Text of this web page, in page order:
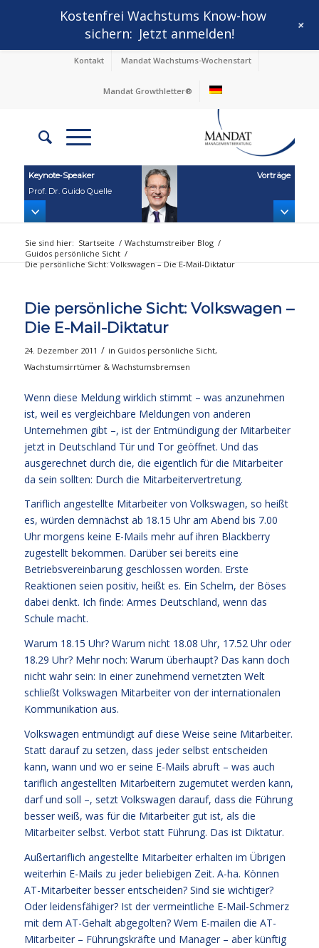
Kontakt Mandat Wachstums-Wochenstart
Mandat Growthletter®
Keynote‑Speaker
Prof. Dr. Guido Quelle
Vorträge
Sie sind hier: Startseite / Wachstumstreiber Blog /
Guidos persönliche Sicht /
Die persönliche Sicht: Volkswagen – Die E-Mail-Diktatur
Die persönliche Sicht: Volkswagen –
Die E-Mail-Diktatur
24. Dezember 2011 / in Guidos persönliche Sicht,
Wachstumsirrtümer & Wachstumsbremsen
Wenn diese Meldung wirklich stimmt – was anzunehmen
ist, weil es vergleichbare Meldungen von anderen
Unternehmen gibt –, ist der Entmündigung der Mitarbeiter
jetzt in Deutschland Tür und Tor geöffnet. Und das
ausgerechnet durch die, die eigentlich für die Mitarbeiter
da sein sollten: Durch die Mitarbeitervertretung.
Tariflich angestellte Mitarbeiter von Volkswagen, so heißt
es, würden demnächst ab 18.15 Uhr am Abend bis 7.00
Uhr morgens keine E-Mails mehr auf ihren Blackberry
zugestellt bekommen. Darüber sei bereits eine
Betriebsvereinbarung geschlossen worden. Erste
Reaktionen seien positiv, heißt es. Ein Schelm, der Böses
dabei denkt. Ich finde: Armes Deutschland, wenn das
Schule macht.
Warum 18.15 Uhr? Warum nicht 18.08 Uhr, 17.52 Uhr oder
18.29 Uhr? Mehr noch: Warum überhaupt? Das kann doch
nicht wahr sein: In einer zunehmend vernetzten Welt
schließt Volkswagen Mitarbeiter von der internationalen
Kommunikation aus.
Volkswagen entmündigt auf diese Weise seine Mitarbeiter.
Statt darauf zu setzen, dass jeder selbst entscheiden
kann, wann und wo er seine E-Mails abruft – was auch
tariflich angestellten Mitarbeitern zugemutet werden kann,
darf und soll –, setzt Volkswagen darauf, dass die Führung
besser weiß, was für die Mitarbeiter gut ist, als die
Mitarbeiter selbst. Verbot statt Führung. Das ist Diktatur.
Außertariflich angestellte Mitarbeiter erhalten im Übrigen
weiterhin E-Mails zu jeder beliebigen Zeit. A-ha. Können
AT-Mitarbeiter besser entscheiden? Sind sie wichtiger?
Oder leidensfähiger? Ist der vermeintliche E-Mail-Schmerz
mit dem AT-Gehalt abgegolten? Wem E-mailen die AT-
Mitarbeiter – Führungskräfte und Manager – aber künftig
Kostenfrei Wachstums Know-how
sichern: Jetzt anmelden! +